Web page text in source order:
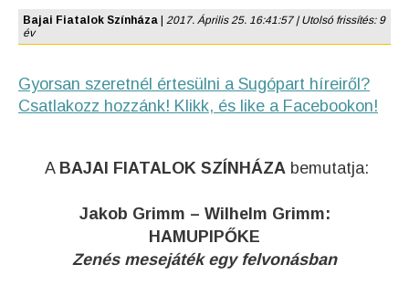
Bajai Fiatalok Színháza
2017. Április 25. 16:41:57 | Utolsó frissítés: 9
év
Gyorsan szeretnél értesülni a Sugópart híreiről?
Csatlakozz hozzánk! Klikk, és like a Facebookon!
A BAJAI FIATALOK SZÍNHÁZA bemutatja:
Jakob Grimm – Wilhelm Grimm:
HAMUPIPŐKE
Zenés mesejáték egy felvonásban